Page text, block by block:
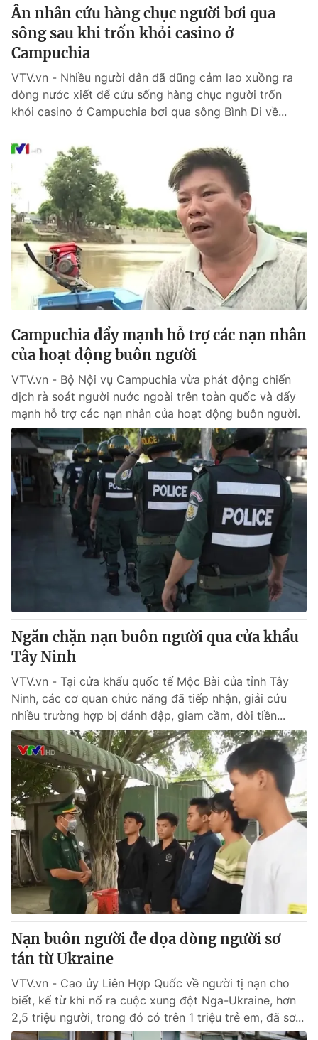
Ân nhân cứu hàng chục người bơi qua
sông sau khi trốn khỏi casino ở
Campuchia
VTV.vn - Nhiều người dân đã dũng cảm lao xuồng ra
dòng nước xiết để cứu sống hàng chục người trốn
khỏi casino ở Campuchia bơi qua sông Bình Di về...
Campuchia đẩy mạnh hỗ trợ các nạn nhân
của hoạt động buôn người
VTV.vn - Bộ Nội vụ Campuchia vừa phát động chiến
dịch rà soát người nước ngoài trên toàn quốc và đẩy
mạnh hỗ trợ các nạn nhân của hoạt động buôn người.
Ngăn chặn nạn buôn người qua cửa khẩu
Tây Ninh
VTV.vn - Tại cửa khẩu quốc tế Mộc Bài của tỉnh Tây
Ninh, các cơ quan chức năng đã tiếp nhận, giải cứu
nhiều trường hợp bị đánh đập, giam cầm, đòi tiền...
Nạn buôn người đe dọa dòng người sơ
tán từ Ukraine
VTV.vn - Cao ủy Liên Hợp Quốc về người tị nạn cho
biết, kể từ khi nổ ra cuộc xung đột Nga-Ukraine, hơn
2,5 triệu người, trong đó có trên 1 triệu trẻ em, đã sơ...